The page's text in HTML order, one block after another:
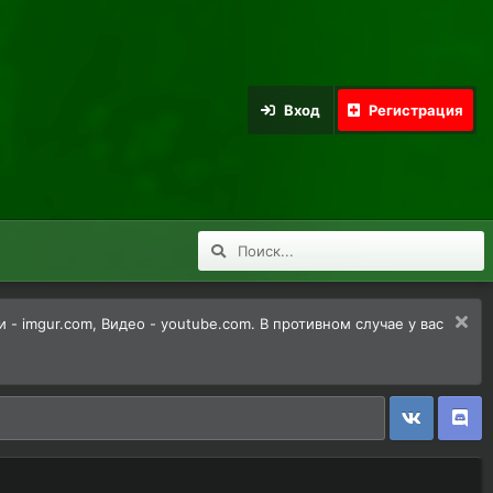
Вход Регистрация
imgur.com, Видео - youtube.com. В противном случае у вас